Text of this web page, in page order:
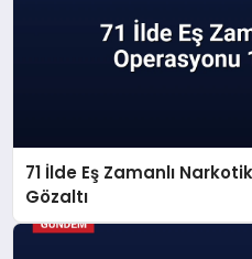
71 İlde Eş Zamanlı
Gözaltı